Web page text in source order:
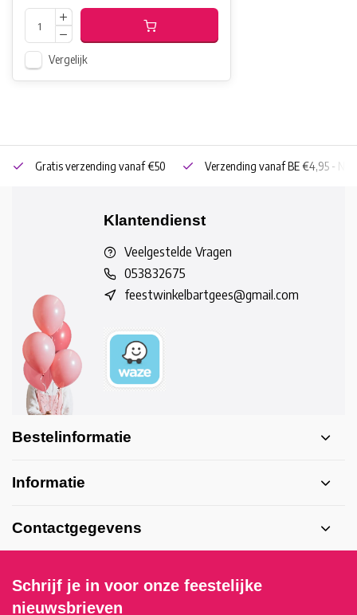
Vergelijk
Gratis verzending vanaf €50 Verzending vanaf BE €4,95 - NL
Klantendienst
Veelgestelde Vragen
053832675
feestwinkelbartgees@gmail.com
Bestelinformatie
Informatie
Contactgegevens
Schrijf je in voor onze feestelijke
nieuwsbrieven